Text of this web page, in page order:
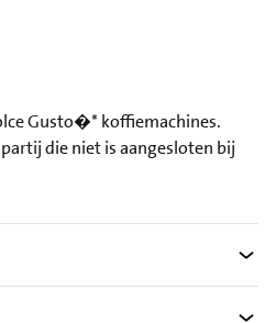
Gusto�* koffiemachines.
die niet is aangesloten bij